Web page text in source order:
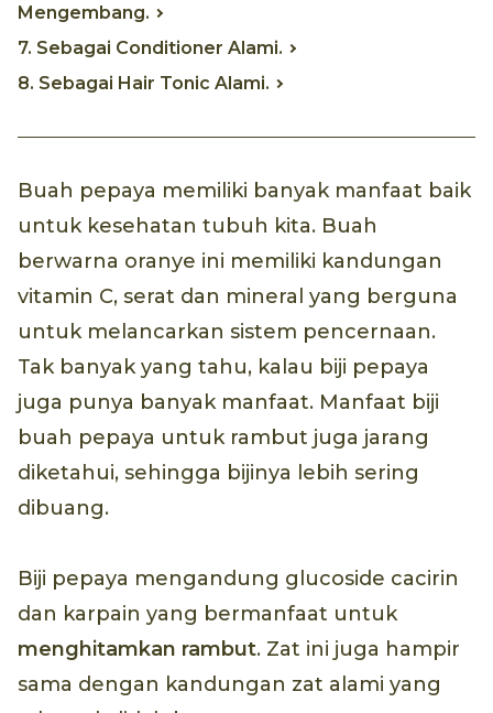
Mengembang.
7. Sebagai Conditioner Alami.
8. Sebagai Hair Tonic Alami.
Buah pepaya memiliki banyak manfaat baik
untuk kesehatan tubuh kita. Buah
berwarna oranye ini memiliki kandungan
vitamin C, serat dan mineral yang berguna
untuk melancarkan sistem pencernaan.
Tak banyak yang tahu, kalau biji pepaya
juga punya banyak manfaat. Manfaat biji
buah pepaya untuk rambut juga jarang
diketahui, sehingga bijinya lebih sering
dibuang.
Biji pepaya mengandung glucoside cacirin
dan karpain yang bermanfaat untuk
menghitamkan rambut. Zat ini juga hampir
sama dengan kandungan zat alami yang